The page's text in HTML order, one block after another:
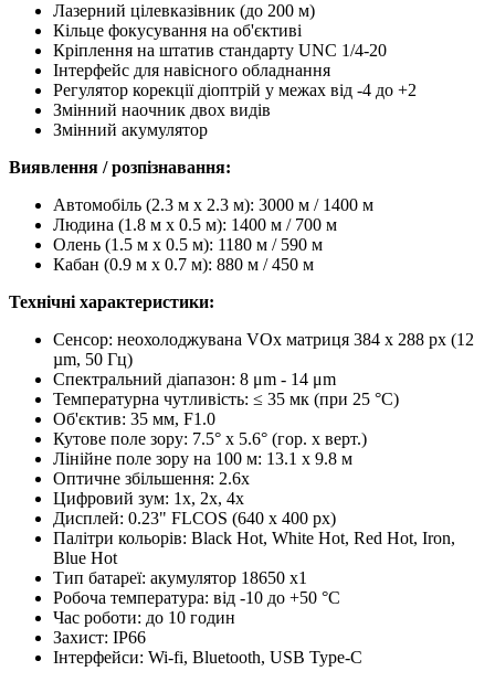
Лазерний цілевказівник (до 200 м)
Кільце фокусування на об'єктиві
Кріплення на штатив стандарту UNC 1/4-20
Інтерфейс для навісного обладнання
Регулятор корекції діоптрій у межах від -4 до +2
Змінний наочник двох видів
Змінний акумулятор
Виявлення / розпізнавання:
Автомобіль (2.3 м х 2.3 м): 3000 м / 1400 м
Людина (1.8 м x 0.5 м): 1400 м / 700 м
Олень (1.5 м х 0.5 м): 1180 м / 590 м
Кабан (0.9 м х 0.7 м): 880 м / 450 м
Технічні характеристики:
Сенсор: неохолоджувана VOx матриця 384 х 288 px (12
µm, 50 Гц)
Спектральний діапазон: 8 μm - 14 μm
Температурна чутливість: ≤ 35 мк (при 25 °C)
Об'єктив: 35 мм, F1.0
Кутове поле зору: 7.5° x 5.6° (гор. x верт.)
Лінійне поле зору на 100 м: 13.1 x 9.8 м
Оптичне збільшення: 2.6x
Цифровий зум: 1x, 2x, 4x
Дисплей: 0.23" FLCOS (640 x 400 px)
Палітри кольорів: Black Hot, White Hot, Red Hot, Iron,
Blue Hot
Тип батареї: акумулятор 18650 x1
Робоча температура: від -10 до +50 °C
Час роботи: до 10 годин
Захист: IP66
Інтерфейси: Wi-fi, Bluetooth, USB Type-C